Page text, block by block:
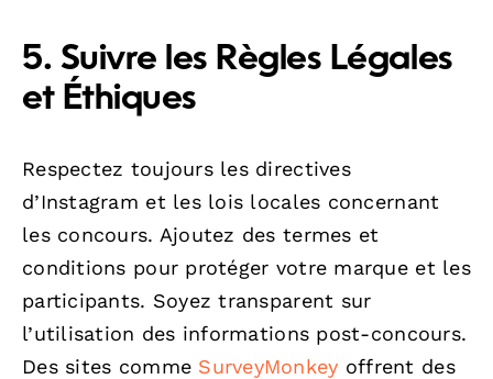
5. Suivre les Règles Légales
et Éthiques
Respectez toujours les directives
d’Instagram et les lois locales concernant
les concours. Ajoutez des termes et
conditions pour protéger votre marque et les
participants. Soyez transparent sur
l’utilisation des informations post-concours.
Des sites comme SurveyMonkey offrent des